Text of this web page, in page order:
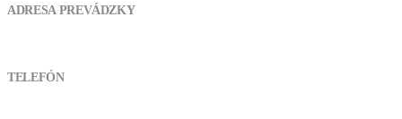
ADRESA PREVÁDZKY
TELEFÓN